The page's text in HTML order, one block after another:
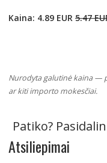
Kaina: 4.89 EUR 5.47
Nurodyta galutinė kaina —
ar kiti importo mokesčiai.
Patiko?
Atsiliepimai